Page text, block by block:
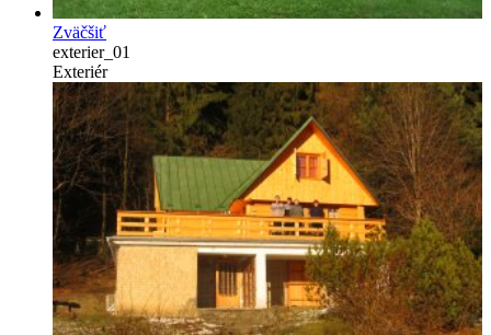
Zväčšiť
exterier_01
Exteriér